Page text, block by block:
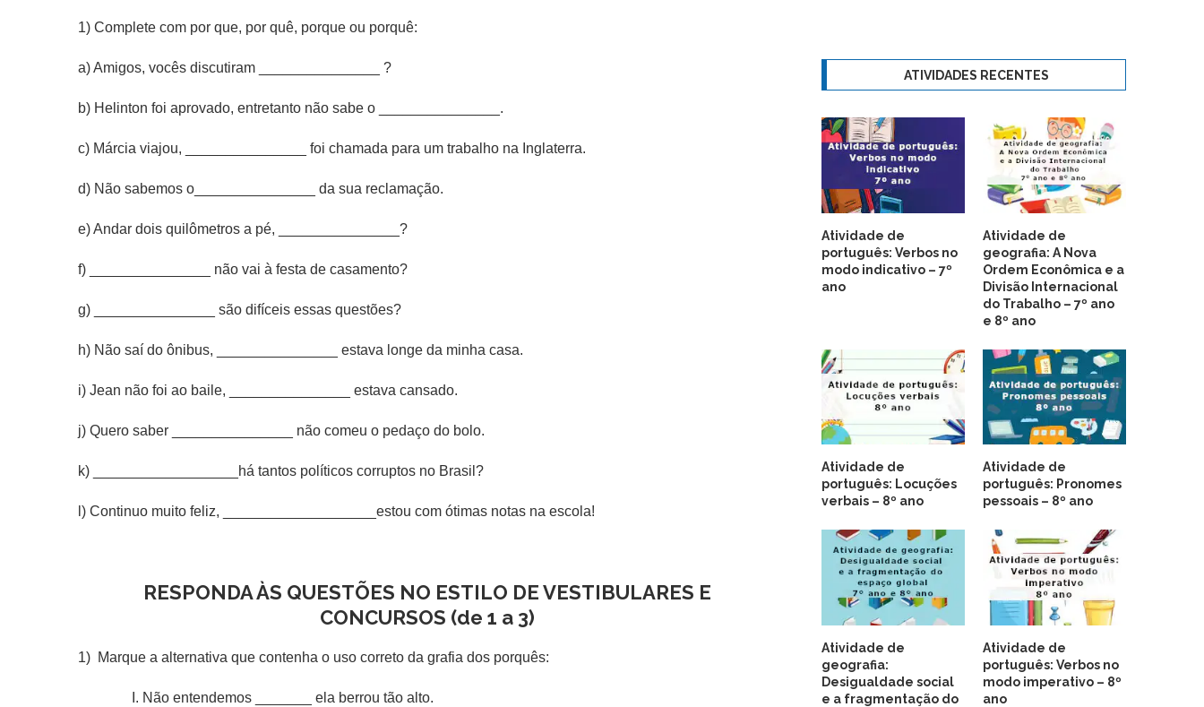
1) Complete com por que, por quê, porque ou porquê:
a) Amigos, vocês discutiram _______________ ?
b) Helinton foi aprovado, entretanto não sabe o _______________.
c) Márcia viajou, _______________ foi chamada para um trabalho na Inglaterra.
d) Não sabemos o_______________ da sua reclamação.
e) Andar dois quilômetros a pé, _______________?
f) _______________ não vai à festa de casamento?
g) _______________ são difíceis essas questões?
h) Não saí do ônibus, _______________ estava longe da minha casa.
i) Jean não foi ao baile, _______________ estava cansado.
j) Quero saber _______________ não comeu o pedaço do bolo.
k) __________________há tantos políticos corruptos no Brasil?
l) Continuo muito feliz, ___________________estou com ótimas notas na escola!
RESPONDA ÀS QUESTÕES NO ESTILO DE VESTIBULARES E
CONCURSOS (de 1 a 3)
1) Marque a alternativa que contenha o uso correto da grafia dos porquês:
I. Não entendemos _______ ela berrou tão alto.
ATIVIDADES RECENTES
Atividade de
português: Verbos no
modo indicativo – 7º
ano
Atividade de
geografia: A Nova
Ordem Econômica e a
Divisão Internacional
do Trabalho – 7º ano
e 8º ano
Atividade de
português: Locuções
verbais – 8º ano
Atividade de
português: Pronomes
pessoais – 8º ano
Atividade de
geografia:
Desigualdade social
e a fragmentação do
Atividade de
português: Verbos no
modo imperativo – 8º
ano